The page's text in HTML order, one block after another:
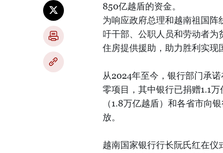
850亿越盾的资金。
为响应政府总理和越南祖国
吁干部、公职人员和劳动者
住房提供援助，助力胜利实现
从2024年至今，银行部门承
零项目，其中银行已捐赠1.1
（1.8万亿越盾）和各省市向
放。
越南国家银行行长阮氏红在